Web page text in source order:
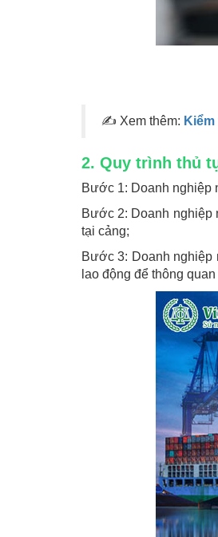
✍ Xem thêm:
2. Quy trình thủ
Bước 1: Doanh nghiệp
Bước 2: Doanh nghiệp
tại cảng;
Bước 3: Doanh nghiệp
lao động để thông